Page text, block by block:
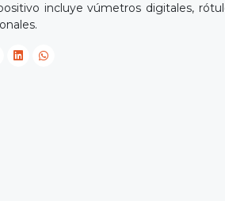
incluye vúmetros digitales,